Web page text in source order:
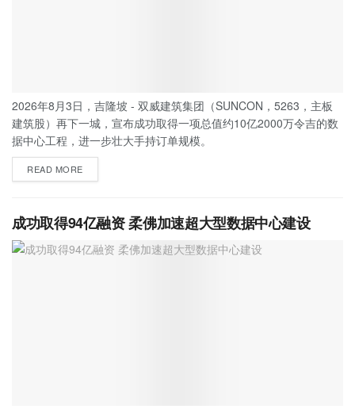
2026年8月3日，吉隆坡 - 双威建筑集团（SUNCON，5263，主板
建筑股）再下一城，宣布成功取得一项总值约10亿2000万令吉的数
据中心工程，进一步壮大手持订单规模。
READ MORE
成功取得94亿融资 柔佛加速超大型数据中心建设